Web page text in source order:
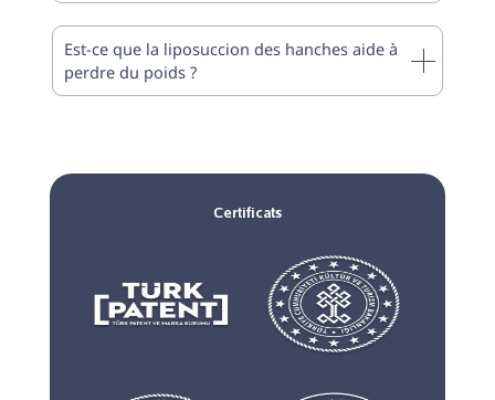
Est-ce que la liposuccion des hanches aide à
perdre du poids ?
Certificats